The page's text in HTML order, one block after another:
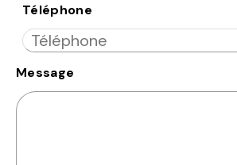
Téléphone
Message